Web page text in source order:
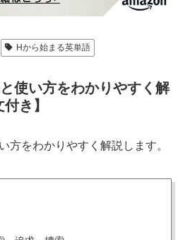
Hから始まる英単語
使い方をわかりやすく解
き】
方をわかりやすく解説します。